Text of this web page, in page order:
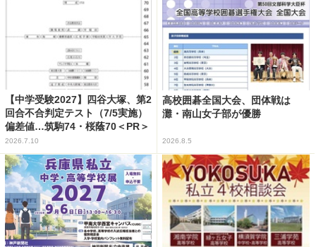
【中学受験2027】四谷大塚、第2
回合不合判定テスト（7/5実施）
偏差値…筑駒74・桜蔭70＜PR＞
2026.7.10
高校囲碁全国大会、団体戦は
灘・南山女子部が優勝
2026.8.5